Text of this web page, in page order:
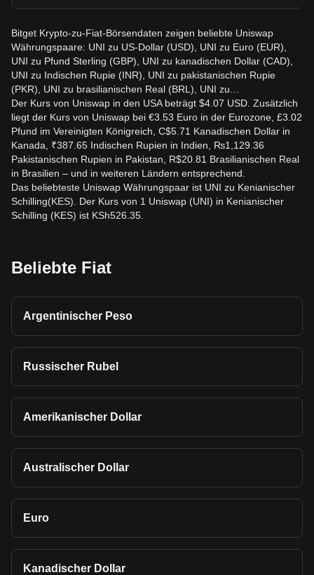
Bitget Krypto-zu-Fiat-Börsendaten zeigen beliebte Uniswap
Währungspaare: UNI zu US-Dollar (USD), UNI zu Euro (EUR),
UNI zu Pfund Sterling (GBP), UNI zu kanadischen Dollar (CAD),
UNI zu Indischen Rupie (INR), UNI zu pakistanischen Rupie
(PKR), UNI zu brasilianischen Real (BRL), UNI zu…
Der Kurs von Uniswap in den USA beträgt $4.07 USD. Zusätzlich
liegt der Kurs von Uniswap bei €3.53 Euro in der Eurozone, £3.02
Pfund im Vereinigten Königreich, C$5.71 Kanadischen Dollar in
Kanada, ₹387.65 Indischen Rupien in Indien, ₨1,129.36
Pakistanischen Rupien in Pakistan, R$20.81 Brasilianischen Real
in Brasilien – und in weiteren Ländern entsprechend.
Das beliebteste Uniswap Währungspaar ist UNI zu Kenianischer
Schilling(KES). Der Kurs von 1 Uniswap (UNI) in Kenianischer
Schilling (KES) ist KSh526.35.
Beliebte Fiat
Argentinischer Peso
Russischer Rubel
Amerikanischer Dollar
Australischer Dollar
Euro
Kanadischer Dollar